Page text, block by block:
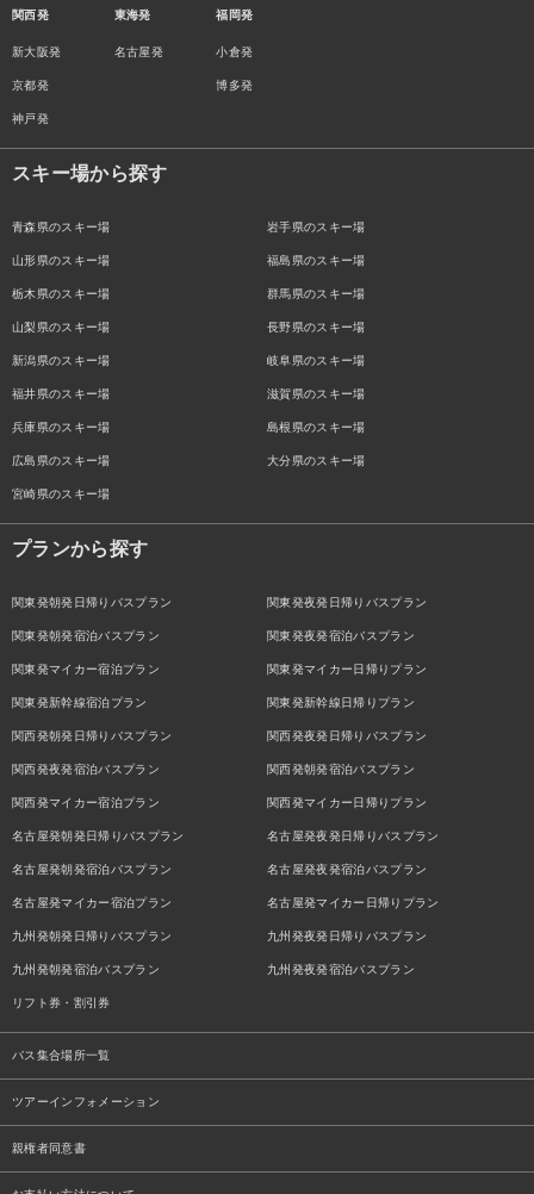
関西発
新大阪発
京都発
神戸発
東海発
名古屋発
福岡発
小倉発
博多発
スキー場から探す
青森県のスキー場 岩手県のスキー場
山形県のスキー場 福島県のスキー場
栃木県のスキー場 群馬県のスキー場
山梨県のスキー場 長野県のスキー場
新潟県のスキー場 岐阜県のスキー場
福井県のスキー場 滋賀県のスキー場
兵庫県のスキー場 島根県のスキー場
広島県のスキー場 大分県のスキー場
宮崎県のスキー場
プランから探す
関東発朝発日帰りバスプラン 関東発夜発日帰りバスプラン
関東発朝発宿泊バスプラン 関東発夜発宿泊バスプラン
関東発マイカー宿泊プラン 関東発マイカー日帰りプラン
関東発新幹線宿泊プラン 関東発新幹線日帰りプラン
関西発朝発日帰りバスプラン 関西発夜発日帰りバスプラン
関西発夜発宿泊バスプラン 関西発朝発宿泊バスプラン
関西発マイカー宿泊プラン 関西発マイカー日帰りプラン
名古屋発朝発日帰りバスプラン 名古屋発夜発日帰りバスプラン
名古屋発朝発宿泊バスプラン 名古屋発夜発宿泊バスプラン
名古屋発マイカー宿泊プラン 名古屋発マイカー日帰りプラン
九州発朝発日帰りバスプラン 九州発夜発日帰りバスプラン
九州発朝発宿泊バスプラン 九州発夜発宿泊バスプラン
リフト券・割引券
バス集合場所一覧
ツアーインフォメーション
親権者同意書